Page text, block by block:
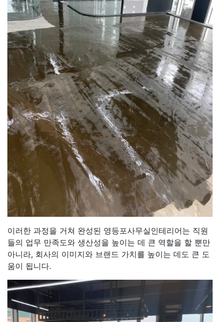
이러한 과정을 거쳐 완성된 영등포사무실인테리어는 직원
들의 업무 만족도와 생산성을 높이는 데 큰 역할을 할 뿐만
아니라, 회사의 이미지와 브랜드 가치를 높이는 데도 큰 도
움이 됩니다.